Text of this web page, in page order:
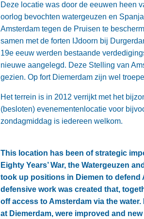
Deze locatie was door de eeuwen heen
oorlog bevochten watergeuzen en
Amsterdam tegen de Pruisen te
samen met de forten IJdoorn bij
19e eeuw werden bestaande
nieuwe aangelegd. Deze Stelling van
gezien. Op fort Diemerdam zijn wel
Het terrein is in 2012 verrijkt met het
(besloten) evenementenlocatie voor
zondagmiddag is iedereen welkom.
This location has been of strategic
Eighty Years’ War, the Watergeuzen
took up positions in Diemen to defend
defensive work was created that,
off access to Amsterdam via the
at Diemerdam, were improved and